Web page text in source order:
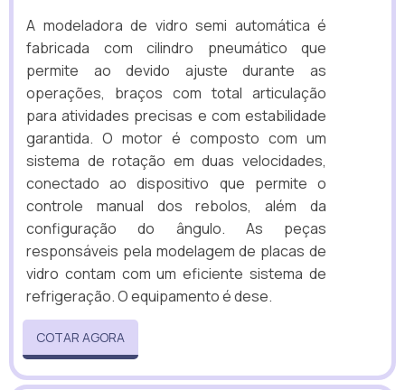
A modeladora de vidro semi automática é
fabricada com cilindro pneumático que
permite ao devido ajuste durante as
operações, braços com total articulação
para atividades precisas e com estabilidade
garantida. O motor é composto com um
sistema de rotação em duas velocidades,
conectado ao dispositivo que permite o
controle manual dos rebolos, além da
configuração do ângulo. As peças
responsáveis pela modelagem de placas de
vidro contam com um eficiente sistema de
refrigeração. O equipamento é dese.
COTAR AGORA